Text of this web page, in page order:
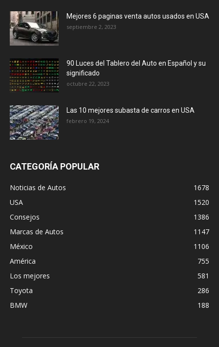
Mejores 6 paginas venta autos usados en USA
septiembre 2, 2023
90 Luces del Tablero del Auto en Español y su
significado
octubre 22, 2023
Las 10 mejores subasta de carros en USA
febrero 19, 2024
CATEGORÍA POPULAR
Noticias de Autos
1678
USA
1520
Consejos
1386
Marcas de Autos
1147
México
1106
América
755
Los mejores
581
Toyota
286
BMW
188